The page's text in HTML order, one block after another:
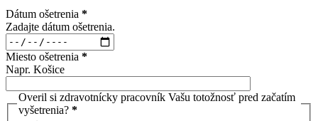
Dátum ošetrenia *
Zadajte dátum ošetrenia.
Miesto ošetrenia *
Napr. Košice
Overil si zdravotnícky pracovník Vašu totožnosť pred začatím
vyšetrenia? *